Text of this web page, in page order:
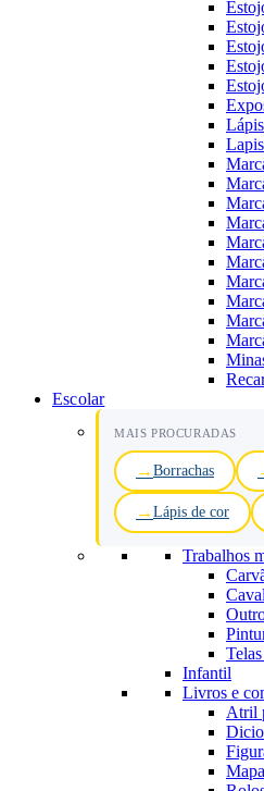
Lápis
Escolar
MAIS PROCURADAS
Borrachas
Lápis de cor
Trabalhos
Infantil
Livros e
Atril